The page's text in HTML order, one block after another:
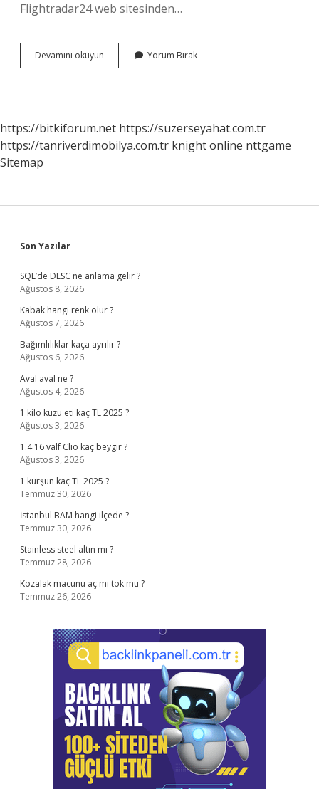
Flightradar24 web sitesinden…
Devamını okuyun
Kutbunda
Yorum Bırak
https://bitkiforum.net https://suzerseyahat.com.tr
https://tanriverdimobilya.com.tr knight online nttgame
Sitemap
Sidebar
Son Yazılar
SQL’de DESC ne anlama gelir ?
Ağustos 8, 2026
Kabak hangi renk olur ?
Ağustos 7, 2026
Bağımlılıklar kaça ayrılır ?
Ağustos 6, 2026
Aval aval ne ?
Ağustos 4, 2026
1 kilo kuzu eti kaç TL 2025 ?
Ağustos 3, 2026
1.4 16 valf Clio kaç beygir ?
Ağustos 3, 2026
1 kurşun kaç TL 2025 ?
Temmuz 30, 2026
İstanbul BAM hangi ilçede ?
Temmuz 30, 2026
Stainless steel altın mı ?
Temmuz 28, 2026
Kozalak macunu aç mı tok mu ?
Temmuz 26, 2026